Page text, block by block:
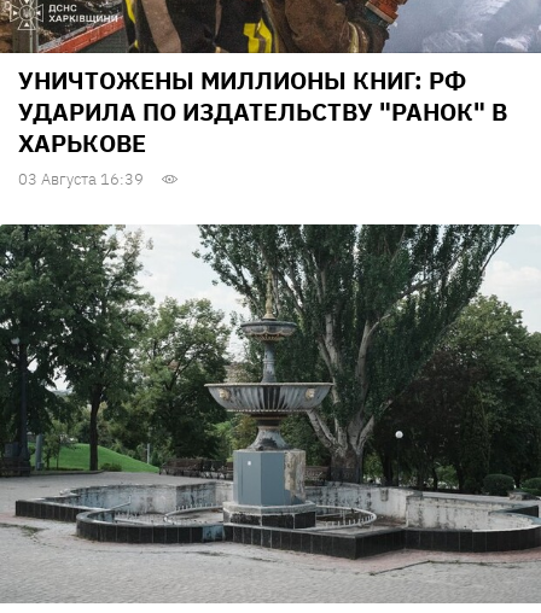
УНИЧТОЖЕНЫ МИЛЛИОНЫ КНИГ: РФ
УДАРИЛА ПО ИЗДАТЕЛЬСТВУ "РАНОК" В
ХАРЬКОВЕ
03 Августа 16:39